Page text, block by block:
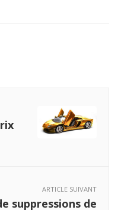
ARTICLE SUIVANT
suppressions de